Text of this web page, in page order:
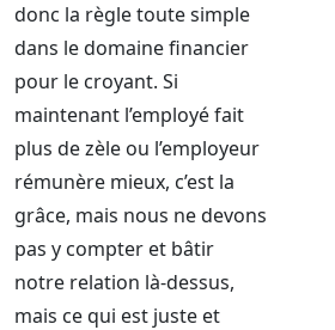
donc la règle toute simple
dans le domaine financier
pour le croyant. Si
maintenant l’employé fait
plus de zèle ou l’employeur
rémunère mieux, c’est la
grâce, mais nous ne devons
pas y compter et bâtir
notre relation là-dessus,
mais ce qui est juste et